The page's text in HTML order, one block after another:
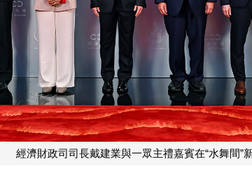
經濟財政司司長戴建業與一眾主禮嘉賓在“水舞間”